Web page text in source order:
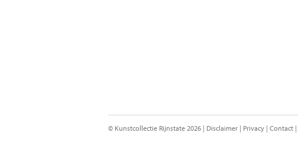
© Kunstcollectie Rijnstate 2026 | Disclaimer | Privacy | Contact |